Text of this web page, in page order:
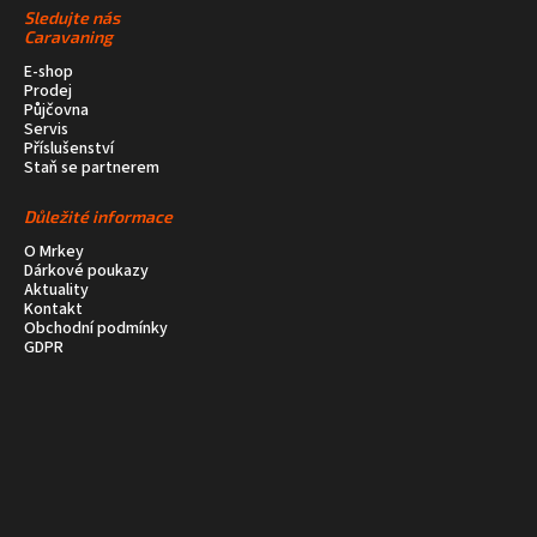
Sledujte nás
Caravaning
E-shop
Prodej
Půjčovna
Servis
Příslušenství
Staň se partnerem
Důležité informace
O Mrkey
Dárkové poukazy
Aktuality
Kontakt
Obchodní podmínky
GDPR